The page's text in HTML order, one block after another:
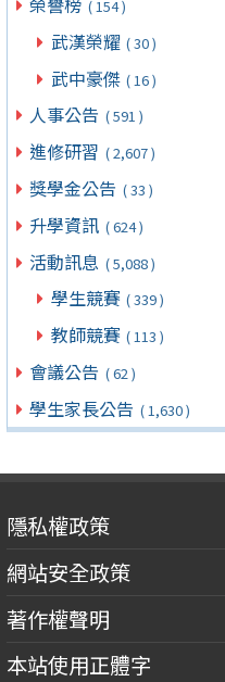
( 154 )
武漢榮耀 ( 30 )
武中豪傑 ( 16 )
人事公告 ( 591 )
進修研習 ( 2,607 )
獎學金公告 ( 33 )
升學資訊 ( 624 )
活動訊息 ( 5,088 )
學生競賽 ( 339 )
教師競賽 ( 113 )
會議公告 ( 62 )
學生家長公告 ( 1,630 )
隱私權政策
網站安全政策
著作權聲明
本站使用正體字